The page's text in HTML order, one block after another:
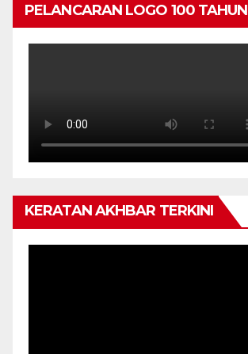
PELANCARAN LOGO 100 TAHUN
KERATAN AKHBAR TERKINI